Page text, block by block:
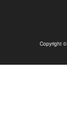
Copyright